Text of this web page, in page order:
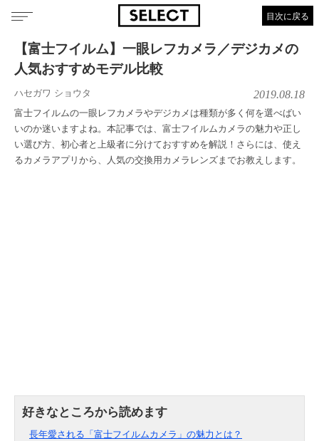
目次に戻る
【富士フイルム】一眼レフカメラ／デジカメの
人気おすすめモデル比較
ハセガワ ショウタ 2019.08.18
富士フイルムの一眼レフカメラやデジカメは種類が多く何を選べばい
いのか迷いますよね。本記事では、富士フイルムカメラの魅力や正し
い選び方、初心者と上級者に分けておすすめを解説！さらには、使え
るカメラアプリから、人気の交換用カメラレンズまでお教えします。
長年愛される「富士フイルムカメラ」の魅力とは？